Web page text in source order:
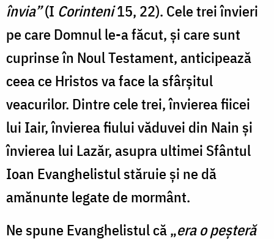
învia”(I Corinteni15, 22). Cele trei învieri
pe care Domnul le-a făcut, și care sunt
cuprinse în Noul Testament, anticipează
ceea ce Hristos va face la sfârșitul
veacurilor. Dintre cele trei, învierea fiicei
lui Iair, învierea fiului văduvei din Nain și
învierea lui Lazăr, asupra ultimei Sfântul
Ioan Evanghelistul stăruie și ne dă
amănunte legate de mormânt.
Ne spune Evanghelistul că „era o peșteră